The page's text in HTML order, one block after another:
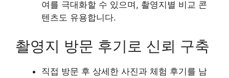
여를 극대화할 수 있으며, 촬영지별 비교 콘
텐츠도 유용합니다.
촬영지 방문 후기로 신뢰 구축
직접 방문 후 상세한 사진과 체험 후기를 남